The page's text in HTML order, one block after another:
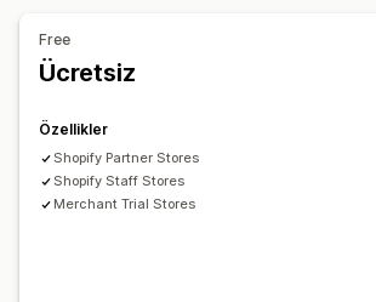
Stok durumu
Free
Ücretsiz
Özellikler
Shopify Partner Stores
Shopify Staff Stores
Merchant Trial Stores